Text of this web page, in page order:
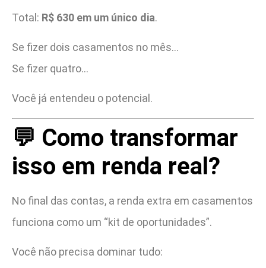
Total: R$ 630 em um único dia.
Se fizer dois casamentos no mês…
Se fizer quatro…
Você já entendeu o potencial.
💬 Como transformar
isso em renda real?
No final das contas, a renda extra em casamentos
funciona como um “kit de oportunidades”.
Você não precisa dominar tudo: